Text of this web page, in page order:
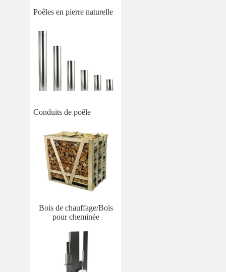
Poêles en pierre naturelle
Conduits de poêle
Bois de chauffage/Bois
pour cheminée